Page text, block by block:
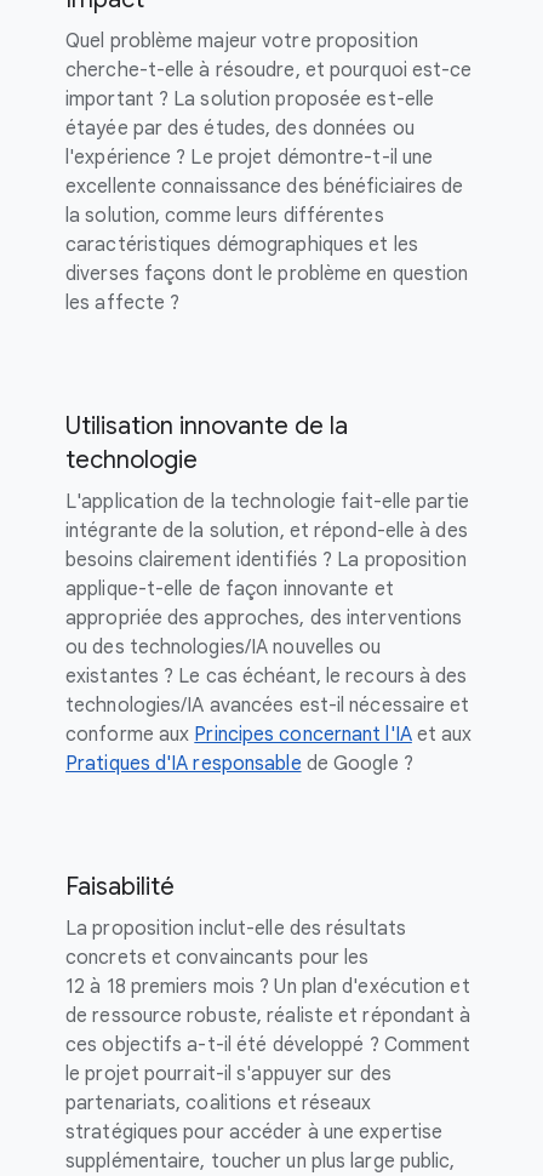
Quel problème majeur votre proposition
cherche-t-elle à résoudre, et pourquoi est-ce
important ? La solution proposée est-elle
étayée par des études, des données ou
l'expérience ? Le projet démontre-t-il une
excellente connaissance des bénéficiaires de
la solution, comme leurs différentes
caractéristiques démographiques et les
diverses façons dont le problème en question
les affecte ?
Utilisation innovante de la
technologie
L'application de la technologie fait-elle partie
intégrante de la solution, et répond-elle à des
besoins clairement identifiés ? La proposition
applique-t-elle de façon innovante et
appropriée des approches, des interventions
ou des technologies/IA nouvelles ou
existantes ? Le cas échéant, le recours à des
technologies/IA avancées est-il nécessaire et
conforme aux Principes concernant l'IAet aux
Pratiques d'IA responsable de Google ?
Faisabilité
La proposition inclut-elle des résultats
concrets et convaincants pour les
12 à 18 premiers mois ? Un plan d'exécution et
de ressource robuste, réaliste et répondant à
ces objectifs a-t-il été développé ? Comment
le projet pourrait-il s'appuyer sur des
partenariats, coalitions et réseaux
stratégiques pour accéder à une expertise
supplémentaire, toucher un plus large public,